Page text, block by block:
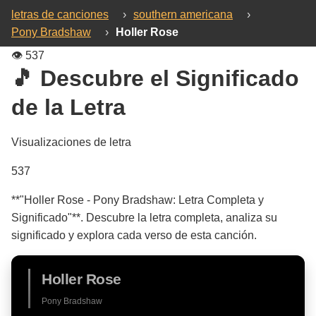
letras de canciones › southern americana
›
Pony Bradshaw
›
Holler Rose
👁️ 537
🎵 Descubre el Significado
de la Letra
Visualizaciones de letra
537
**"Holler Rose - Pony Bradshaw: Letra Completa y
Significado"**. Descubre la letra completa, analiza su
significado y explora cada verso de esta canción.
Holler Rose
Pony Bradshaw